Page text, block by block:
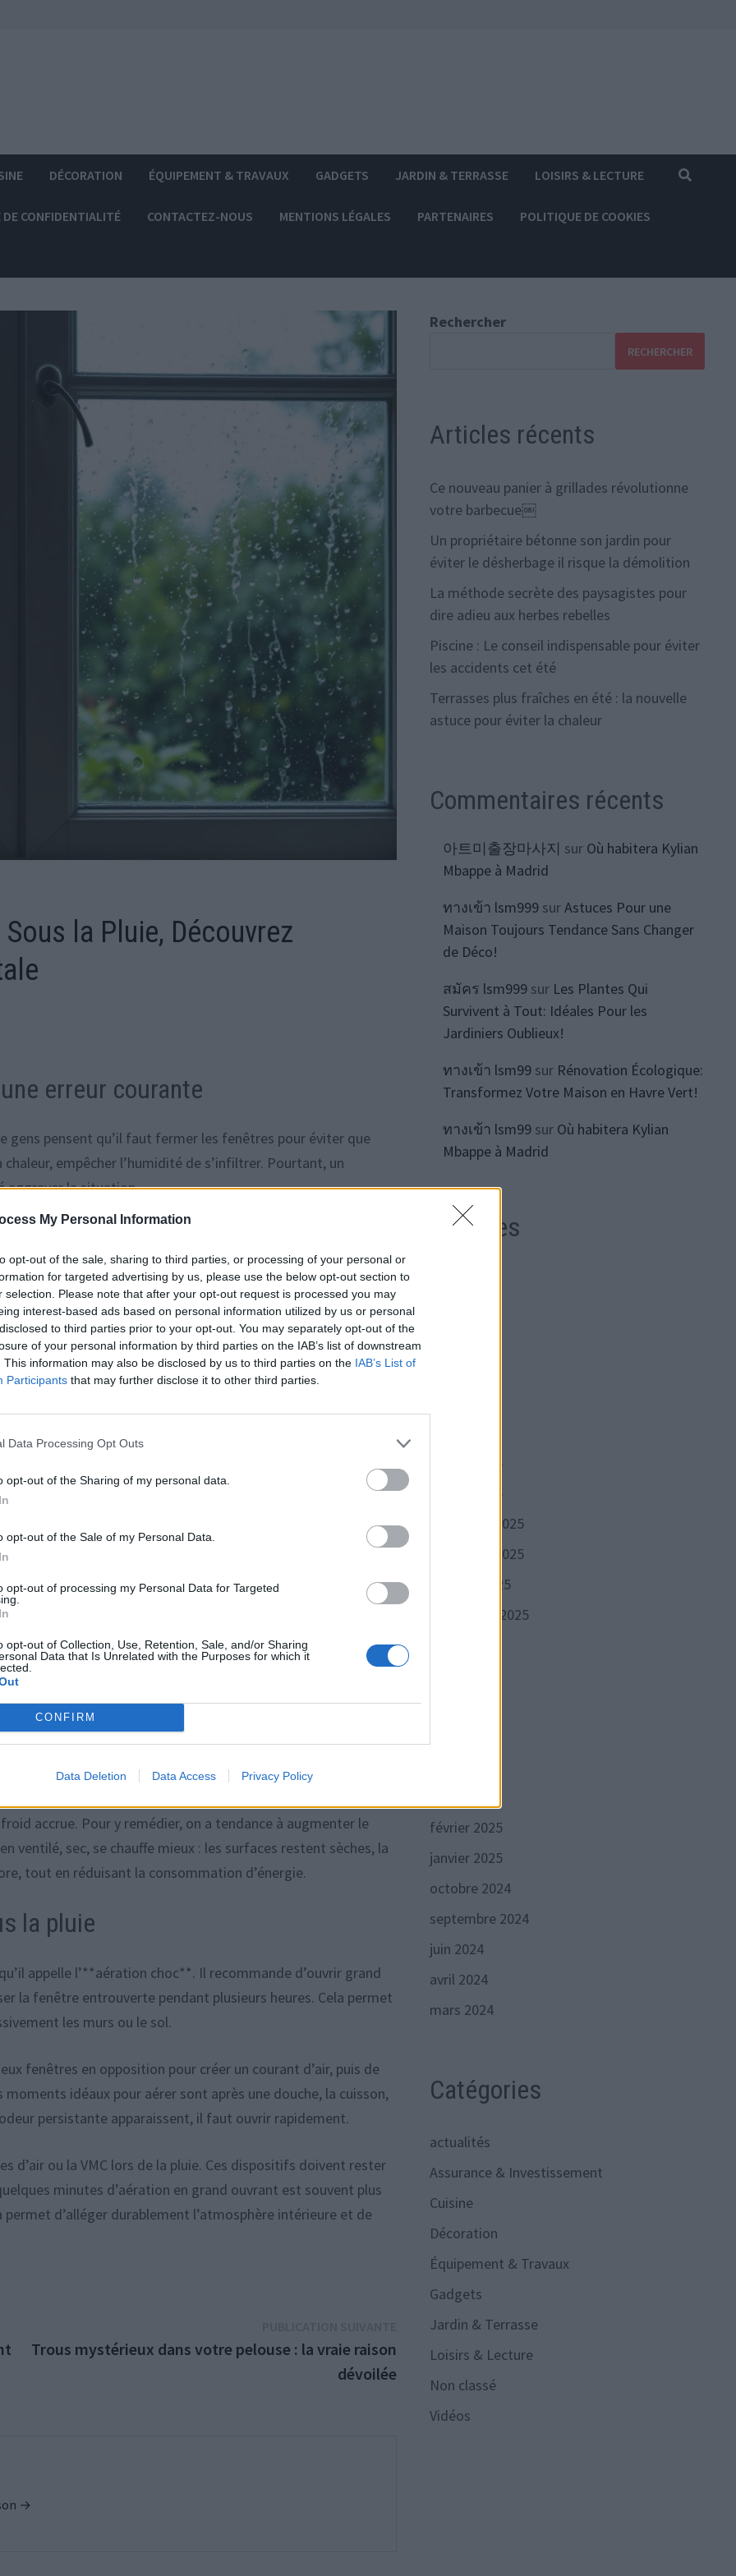
My Personal Information
opt-out of the sale, sharing to third parties, or processing of your personal or
for targeted advertising by us, please use the below opt-out section to
selection. Please note that after your opt-out request is processed you may
interest-based ads based on personal information utilized by us or personal
to third parties prior to your opt-out. You may separately opt-out of the
of your personal information by third parties on the IAB’s list of downstream
This information may also be disclosed by us to third parties on the IAB’s List of
Participants that may further disclose it to other third parties.
Data Processing Opt Outs
opt-out of the Sharing of my personal data.
opt-out of the Sale of my Personal Data.
opt-out of processing my Personal Data for Targeted
opt-out of Collection, Use, Retention, Sale, and/or Sharing
Data that Is Unrelated with the Purposes for which it
CONFIRM
Data Deletion Data Access Privacy Policy
DÉCORATION ÉQUIPEMENT & TRAVAUX GADGETS JARDIN & TERRASSE LOISIRS & LECTURE
CONFIDENTIALITÉ CONTACTEZ-NOUS MENTIONS LÉGALES PARTENAIRES POLITIQUE DE COOKIES
la Pluie, Découvrez
erreur courante
gens pensent qu’il faut fermer les fenêtres pour éviter que
empêcher l’humidité de s’infiltrer. Pourtant, un
aggraver la situation.
un air déjà saturé en vapeur d’eau. Cet air humide
et augmente la facture de chauffage. En réalité, il vaut
sous la pluie
indicateur mesure le taux de vapeur d’eau dans l’air à une
et froid, peut afficher une humidité relative élevée,
logement. Lorsque cet air froid entre dans la maison et se
qui peut faire diminuer l’humidité intérieure en la
la surface est plus froide que ce point, la vapeur d’eau se
tout fermé pendant la pluie, l’air s’humidifie, ce qui
sur les surfaces froides comme les fenêtres ou les murs
la maison
quotidiennes : douche, cuisson, linge qui sèche à
bien isolé et étanche, cette vapeur reste enfermée si
sombres apparaissent dans les coins, le linge met plus
accrue. Pour y remédier, on a tendance à augmenter le
ventilé, sec, se chauffe mieux : les surfaces restent sèches, la
tout en réduisant la consommation d’énergie.
la pluie
appelle l’**aération choc**. Il recommande d’ouvrir grand
la fenêtre entrouverte pendant plusieurs heures. Cela permet
les murs ou le sol.
fenêtres en opposition pour créer un courant d’air, puis de
idéaux pour aérer sont après une douche, la cuisson,
persistante apparaissent, il faut ouvrir rapidement.
d’air ou la VMC lors de la pluie. Ces dispositifs doivent rester
minutes d’aération en grand ouvrant est souvent plus
d’alléger durablement l’atmosphère intérieure et de
Publication
suivante :
Trous mystérieux dans votre pelouse : la vraie raison
dévoilée
→
Rechercher
RECHERCHER
Articles récents
Ce nouveau panier à grillades révolutionne
votre barbecue￼
Un propriétaire bétonne son jardin pour
éviter le désherbage il risque la démolition
La méthode secrète des paysagistes pour
dire adieu aux herbes rebelles
Piscine : Le conseil indispensable pour éviter
les accidents cet été
Terrasses plus fraîches en été : la nouvelle
astuce pour éviter la chaleur
Commentaires récents
아트미출장마사지 sur Où habitera Kylian
Mbappe à Madrid
ทางเข้า lsm999surAstuces Pour une
Maison Toujours Tendance Sans Changer
de Déco!
สมัคร lsm999sur Les Plantes Qui
Survivent à Tout: Idéales Pour les
Jardiniers Oublieux!
ทางเข้า lsm99sur Rénovation Écologique:
Transformez Votre Maison en Havre Vert!
ทางเข้า lsm99sur Où habitera Kylian
Mbappe à Madrid
Archives
février 2026
janvier 2026
décembre 2025
novembre 2025
octobre 2025
septembre 2025
février 2025
janvier 2025
octobre 2024
septembre 2024
juin 2024
avril 2024
mars 2024
Catégories
actualités
Assurance & Investissement
Cuisine
Décoration
Équipement & Travaux
Gadgets
Jardin & Terrasse
Loisirs & Lecture
Non classé
Vidéos